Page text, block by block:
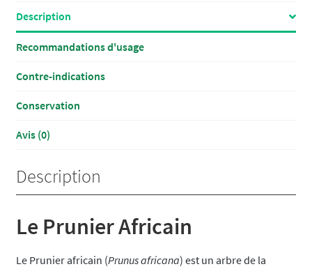
Description
Recommandations d'usage
Contre-indications
Conservation
Avis (0)
Description
Le Prunier Africain
Le Prunier africain (Prunus africana) est un arbre de la